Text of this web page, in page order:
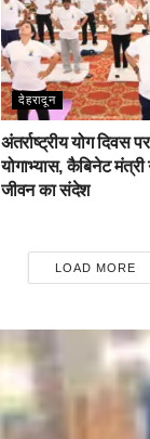
देहरादून
अंतर्राष्ट्रीय योग दिवस
योगाभ्यास, कैबिनेट
जीवन का संदेश
LOAD MORE